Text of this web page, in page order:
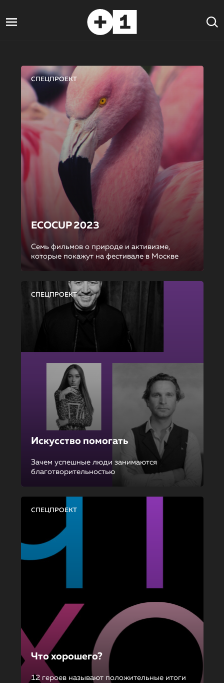
СПЕЦПРОЕКТ
ECOCUP 2023
Семь фильмов о природе и активизме,
которые покажут на фестивале в Москве
СПЕЦПРОЕКТ
Искусство помогать
Зачем успешные люди занимаются
благотворительностью
СПЕЦПРОЕКТ
Что хорошего?
12 героев называют положительные итоги